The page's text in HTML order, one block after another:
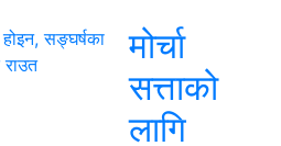
मोर्चा
सत्ताको
लागि